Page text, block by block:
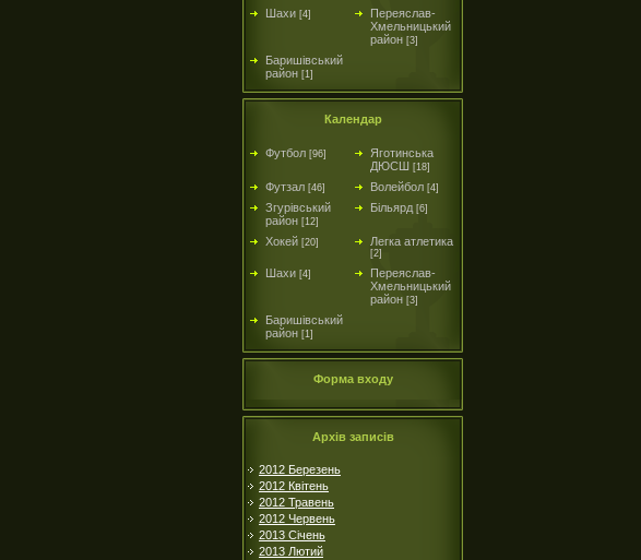
Шахи [4]
Переяслав-
Хмельницький
район [3]
Баришівський
район [1]
Календар
Футбол [96]
Яготинська
ДЮСШ [18]
Футзал [46] Волейбол [4]
Згурівський
район [12]
Більярд [6]
Хокей [20] Легка атлетика
[2]
Шахи [4]
Переяслав-
Хмельницький
район [3]
Баришівський
район [1]
Форма входу
Архів записів
2012 Березень
2012 Квітень
2012 Травень
2012 Червень
2013 Січень
2013 Лютий